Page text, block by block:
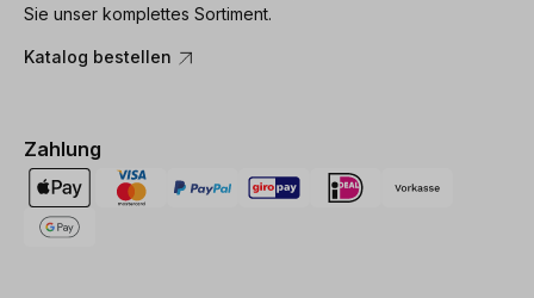
Sie unser komplettes Sortiment.
Katalog bestellen
Zahlung